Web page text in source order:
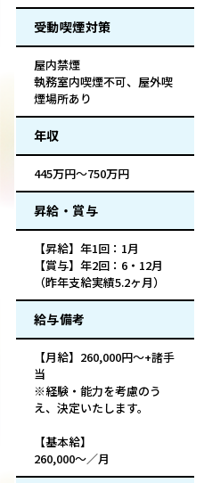
受動喫煙対策
屋内禁煙
執務室内喫煙不可、屋外喫
煙場所あり
年収
445万円～750万円
昇給・賞与
【昇給】年1回：1月
【賞与】年2回：6・12月
（昨年支給実績5.2ヶ月）
給与備考
【月給】260,000円～+諸手
当
※経験・能力を考慮のう
え、決定いたします。
【基本給】
260,000～／月